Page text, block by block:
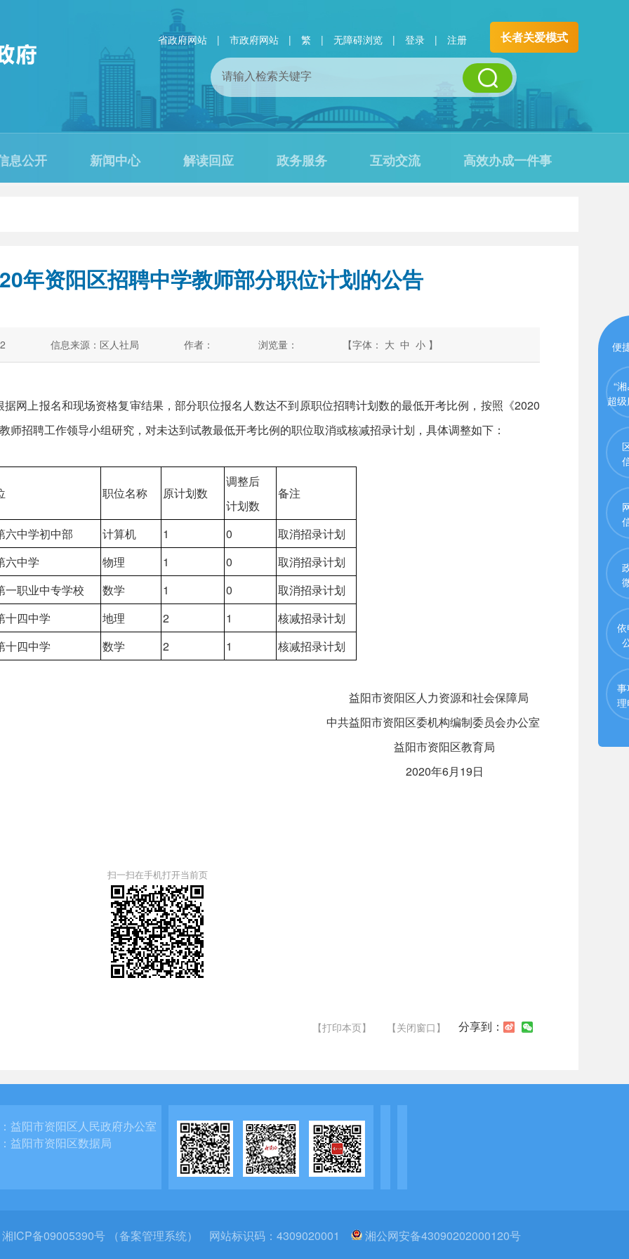
省政府网站 | 市政府网站 | 繁 | 无障碍浏览 | 登录 | 注册 长者关爱模式
息公开 新闻中心 解读回应 政务服务 互动交流 高效办成一件事
年资阳区招聘中学教师部分职位计划的公告
信息来源：区人社局 作者： 浏览量： 【字体： 大 中 小 】
网上报名和现场资格复审结果，部分职位报名人数达不到原职位招聘计划数的最低开考比例，按照《2020
师招聘工作领导小组研究，对未达到试教最低开考比例的职位取消或核减招录计划，具体调整如下：
职位名称 原计划数
调整后
计划数
备注
六中学初中部 计算机 1 0
取消招录计划
六中学
物理 1 0
取消招录计划
一职业中专学校
数学 1 0
取消招录计划
十四中学
地理 2 1
核减招录计划
十四中学
数学 2 1 核减招录计划
益阳市资阳区人力资源和社会保障局
中共益阳市资阳区委机构编制委员会办公室
益阳市资阳区教育局
2020年6月19日
扫一扫在手机打开当前页
【打印本页】 【关闭窗口】 分享到：
便
“
超
益阳市资阳区人民政府办公室
益阳市资阳区数据局
湘ICP备09005390号 （备案管理系统） 网站标识码：4309020001 湘公网安备43090202000120号